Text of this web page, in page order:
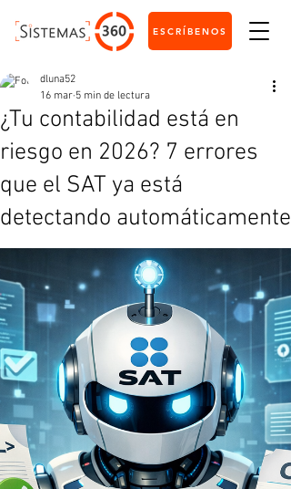
ESCRÍBENOS
¿Tu contabilidad está en
riesgo en 2026? 7 errores
que el SAT ya está
detectando automáticamente
dluna52
16 mar 5 min de lectura